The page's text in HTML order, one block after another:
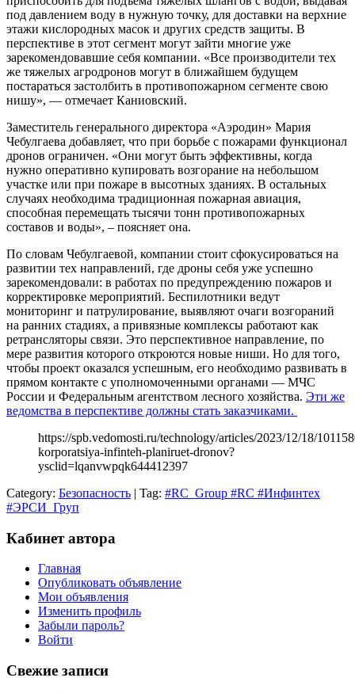
под давлени­ем воду в нужную точ­ку, для доставки на верхние
этажи кислор­одных масок и других средств защиты. В
перспективе в этот сегмент могут зайти многие уже
зарекомендовавшие себя компании. «Все производители тех
же тяжелых агродронов могут в ближайшем будущем
постараться застолбить в противопожарном сегменте свою
нишу», — отмечает Каниовский.
Заместитель генерального директора «Аэродин» Мария
Чебулгаева добавляет, что при борьбе с пожарами функционал
дронов ограничен. «Они могут быть эффективны, когда
нужно оперативно купировать возгорание на небольшом
участке или при пожаре в высотных зданиях. В остальных
случаях необходима традиционная пожарная авиация,
способная перемещать тысячи тонн противопожарных
составов и воды», – поясняет она.
По словам Чебулгаевой, компании стоит сфокусироваться на
развитии тех направлений, где дроны себя уже успешно
зарекомендовали: в работах по предупреждению пожаров и
корректировке мероприятий. Беспилотники ведут
мониторинг и патрулирование, выявляют очаги возгораний
на ранних стадиях, а привязные комплексы работают как
ретрансляторы связи. Это перспективное направление, по
мере развития которого откроются новые ниши. Но для того,
чтобы проект оказался успешным, его необходимо развивать в
прямом контакте с уполномоченными органами — МЧС
России и Федеральным агентством лесного хозяйства. Эти же
ведомства в перспективе должны стать заказчиками.
https://spb.vedomosti.ru/technology/articles/2023/12/18/
korporatsiya-infinteh-planiruet-dronov?
ysclid=lqanvwpqk644412397
Category: Безопасность | Tag: #RC_Group #RC #Инфинтех
#ЭРСИ_Груп
Кабинет автора
Главная
Опубликовать объявление
Мои объявления
Изменить профиль
Забыли пароль?
Войти
Свежие записи